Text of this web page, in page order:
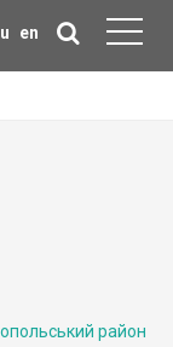
en
район